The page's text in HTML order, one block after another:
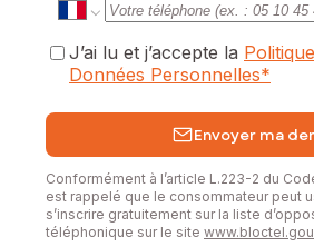
J’ai lu et j’accepte la
Données Personnelles*
Envoyer ma
Conformément à l’article L.223-2 du
est rappelé que le consommateur peut
s’inscrire gratuitement sur la liste
téléphonique sur le site